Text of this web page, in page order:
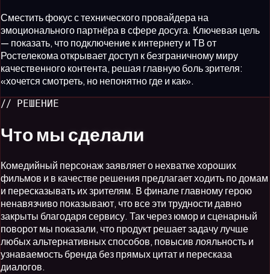
Сместить фокус с технического провайдера на
эмоционального партнёра в сфере досуга. Ключевая цель
— показать, что подключение к интернету и ТВ от
Ростелекома открывает доступ к безграничному миру
качественного контента, решая главную боль зрителя:
«хочется смотреть, но непонятно где и как».
// РЕШЕНИЕ
Что мы сделали
Комедийный персонаж заявляет о нехватке хороших
фильмов и в качестве решения предлагает ходить по домам
и пересказывать их зрителям. В финале главному герою
ненавязчиво показывают, что все эти трудности давно
закрыты благодаря сервису. Так через юмор и сценарный
поворот мы показали, что продукт решает задачу лучше
любых альтернативных способов, повысив лояльность и
узнаваемость бренда без прямых цитат и пересказа
диалогов.